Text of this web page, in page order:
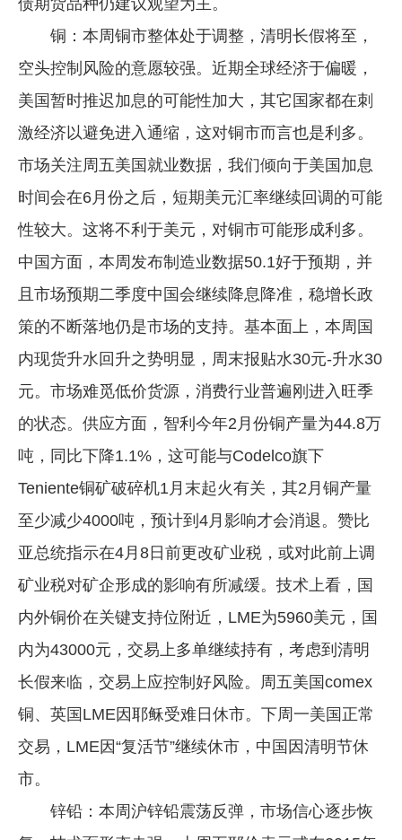
铜：本周铜市整体处于调整，清明长假将至，
空头控制风险的意愿较强。近期全球经济于偏暖，
美国暂时推迟加息的可能性加大，其它国家都在刺
激经济以避免进入通缩，这对铜市而言也是利多。
市场关注周五美国就业数据，我们倾向于美国加息
时间会在6月份之后，短期美元汇率继续回调的可能
性较大。这将不利于美元，对铜市可能形成利多。
中国方面，本周发布制造业数据50.1好于预期，并
且市场预期二季度中国会继续降息降准，稳增长政
策的不断落地仍是市场的支持。基本面上，本周国
内现货升水回升之势明显，周末报贴水30元-升水30
元。市场难觅低价货源，消费行业普遍刚进入旺季
的状态。供应方面，智利今年2月份铜产量为44.8万
吨，同比下降1.1%，这可能与Codelco旗下
Teniente铜矿破碎机1月末起火有关，其2月铜产量
至少减少4000吨，预计到4月影响才会消退。赞比
亚总统指示在4月8日前更改矿业税，或对此前上调
矿业税对矿企形成的影响有所减缓。技术上看，国
内外铜价在关键支持位附近，LME为5960美元，国
内为43000元，交易上多单继续持有，考虑到清明
长假来临，交易上应控制好风险。周五美国comex
铜、英国LME因耶稣受难日休市。下周一美国正常
交易，LME因“复活节”继续休市，中国因清明节休
市。
锌铅：本周沪锌铅震荡反弹，市场信心逐步恢